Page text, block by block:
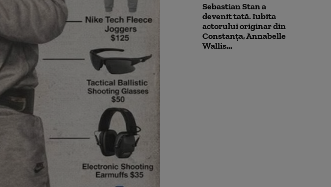
Sebastian Stan a
devenit tată. Iubita
actorului originar din
Constanța, Annabelle
Wallis...